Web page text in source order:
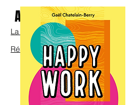
La bande annonce
Avec Bob sur scène
Réservez les billets